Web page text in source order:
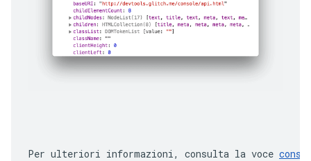
Per ulteriori informazioni, consulta la voce